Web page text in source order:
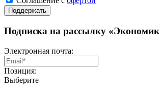
Поддержать
Подписка на рассылку
Электронная почта:
Позиция:
Выберите